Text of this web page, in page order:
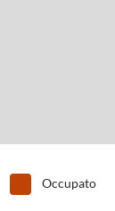
Occupato